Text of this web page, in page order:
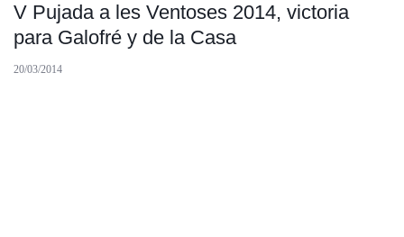
V Pujada a les Ventoses 2014, victoria
para Galofré y de la Casa
20/03/2014